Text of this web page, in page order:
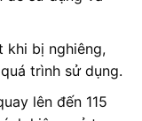
khi bị nghiêng,
trình sử dụng.
lên đến 115